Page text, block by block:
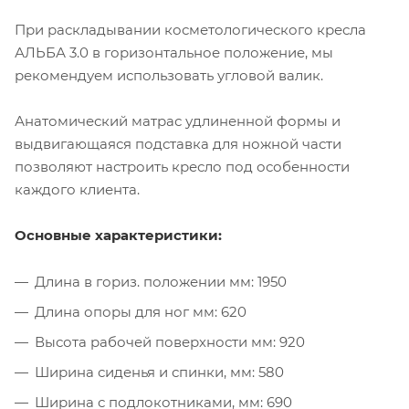
При раскладывании косметологического кресла
АЛЬБА 3.0 в горизонтальное положение, мы
рекомендуем использовать угловой валик.
Анатомический матрас удлиненной формы и
выдвигающаяся подставка для ножной части
позволяют настроить кресло под особенности
каждого клиента.
Основные характеристики:
Длина в гориз. положении мм: 1950
Длина опоры для ног мм: 620
Высота рабочей поверхности мм: 920
Ширина сиденья и спинки, мм: 580
Ширина с подлокотниками, мм: 690